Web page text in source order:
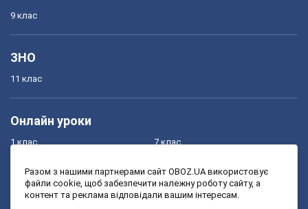
9 клас
ЗНО
11 клас
Онлайн уроки
1 клас
3 клас
7 клас
9 клас
Разом з нашими партнерами сайт OBOZ.UA використовує
файли cookie, щоб забезпечити належну роботу сайту, а
контент та реклама відповідали вашим інтересам.